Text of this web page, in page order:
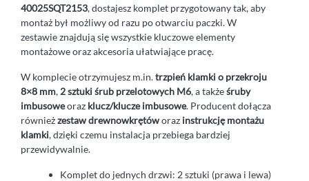
40025SQT2153, dostajesz komplet przygotowany tak, aby
montaż był możliwy od razu po otwarciu paczki. W
zestawie znajdują się wszystkie kluczowe elementy
montażowe oraz akcesoria ułatwiające pracę.
W komplecie otrzymujesz m.in.trzpień klamki o przekroju
8×8 mm, 2 sztuki śrub przelotowych M6, a takżeśruby
imbusoweoraz klucz/klucze imbusowe. Producent dołącza
równieżzestaw drewnowkrętóworaz instrukcję montażu
klamki, dzięki czemu instalacja przebiega bardziej
przewidywalnie.
Komplet do jednych drzwi: 2 sztuki (prawa i lewa)